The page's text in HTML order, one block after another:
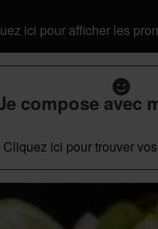
ici pour afficher les
compose avec
Cliquez ici pour trouver